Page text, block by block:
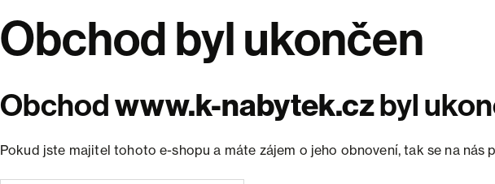
Obchod byl ukončen
Obchodwww.k-nabytek.czbyl
Pokud jste majitel tohoto e-shopu a máte zájem o jeho obnovení, tak se na nás